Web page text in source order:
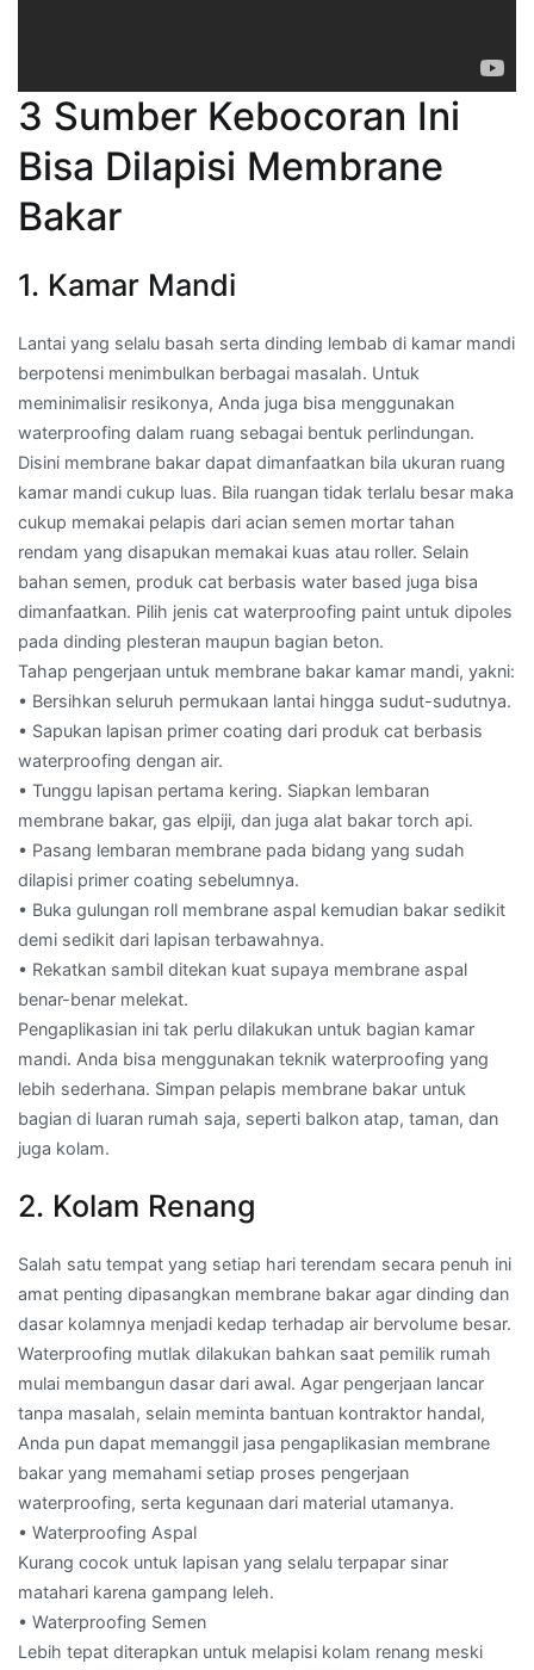
3 Sumber Kebocoran Ini
Bisa Dilapisi Membrane
Bakar
1. Kamar Mandi
Lantai yang selalu basah serta dinding lembab di kamar mandi
berpotensi menimbulkan berbagai masalah. Untuk
meminimalisir resikonya, Anda juga bisa menggunakan
waterproofing dalam ruang sebagai bentuk perlindungan.
Disini membrane bakar dapat dimanfaatkan bila ukuran ruang
kamar mandi cukup luas. Bila ruangan tidak terlalu besar maka
cukup memakai pelapis dari acian semen mortar tahan
rendam yang disapukan memakai kuas atau roller. Selain
bahan semen, produk cat berbasis water based juga bisa
dimanfaatkan. Pilih jenis cat waterproofing paint untuk dipoles
pada dinding plesteran maupun bagian beton.
Tahap pengerjaan untuk membrane bakar kamar mandi, yakni:
• Bersihkan seluruh permukaan lantai hingga sudut-sudutnya.
• Sapukan lapisan primer coating dari produk cat berbasis
waterproofing dengan air.
• Tunggu lapisan pertama kering. Siapkan lembaran
membrane bakar, gas elpiji, dan juga alat bakar torch api.
• Pasang lembaran membrane pada bidang yang sudah
dilapisi primer coating sebelumnya.
• Buka gulungan roll membrane aspal kemudian bakar sedikit
demi sedikit dari lapisan terbawahnya.
• Rekatkan sambil ditekan kuat supaya membrane aspal
benar-benar melekat.
Pengaplikasian ini tak perlu dilakukan untuk bagian kamar
mandi. Anda bisa menggunakan teknik waterproofing yang
lebih sederhana. Simpan pelapis membrane bakar untuk
bagian di luaran rumah saja, seperti balkon atap, taman, dan
juga kolam.
2. Kolam Renang
Salah satu tempat yang setiap hari terendam secara penuh ini
amat penting dipasangkan membrane bakar agar dinding dan
dasar kolamnya menjadi kedap terhadap air bervolume besar.
Waterproofing mutlak dilakukan bahkan saat pemilik rumah
mulai membangun dasar dari awal. Agar pengerjaan lancar
tanpa masalah, selain meminta bantuan kontraktor handal,
Anda pun dapat memanggil jasa pengaplikasian membrane
bakar yang memahami setiap proses pengerjaan
waterproofing, serta kegunaan dari material utamanya.
• Waterproofing Aspal
Kurang cocok untuk lapisan yang selalu terpapar sinar
matahari karena gampang leleh.
• Waterproofing Semen
Lebih tepat diterapkan untuk melapisi kolam renang meski